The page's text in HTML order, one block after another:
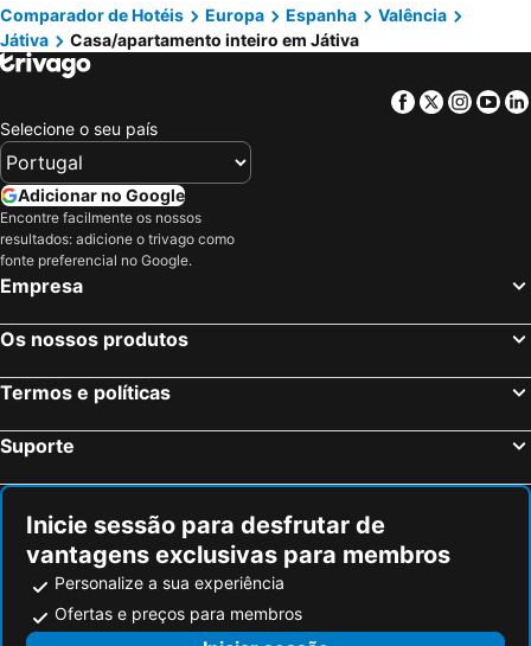
Comparador de Hotéis Europa Espanha
Valência
Játiva
Casa/apartamento inteiro em Játiva
Facebook
Twitter
Selecione o seu país
Adicionar no Google
Encontre facilmente os nossos
resultados: adicione o trivago como
fonte preferencial no Google.
Empresa
Os nossos produtos
Termos e políticas
Suporte
Inicie sessão para desfrutar de
vantagens exclusivas para membros
Personalize a sua experiência
Ofertas e preços para membros